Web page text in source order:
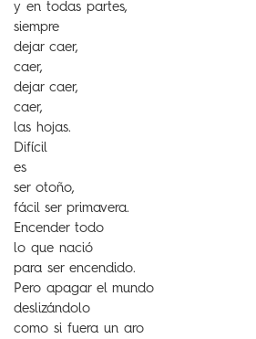
y en todas partes,
siempre
dejar caer,
caer,
dejar caer,
caer,
las hojas.
Difícil
es
ser otoño,
fácil ser primavera.
Encender todo
lo que nació
para ser encendido.
Pero apagar el mundo
deslizándolo
como si fuera un aro